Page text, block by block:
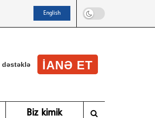
English
dəstəklə IANƏ ET
Biz kimik